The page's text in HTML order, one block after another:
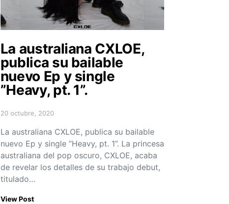
La australiana CXLOE,
publica su bailable
nuevo Ep y single
”Heavy, pt. 1”.
Posted on
20 octubre, 2020
La australiana CXLOE, publica su bailable
nuevo Ep y single ”Heavy, pt. 1”. La princesa
australiana del pop oscuro, CXLOE, acaba
de revelar los detalles de su trabajo debut,
titulado…
View Post